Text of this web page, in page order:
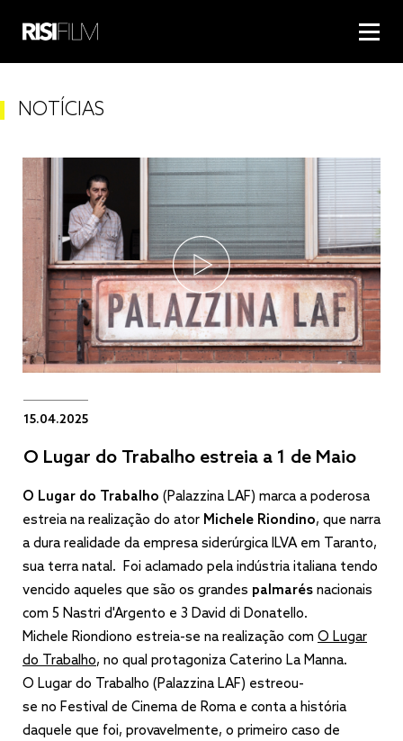
NOTÍCIAS
15.04.2025
O Lugar do Trabalho estreia a 1 de Maio
O Lugar do Trabalho (Palazzina LAF) marca a poderosa
estreia na realização do ator Michele Riondino, que narra
a dura realidade da empresa siderúrgica ILVA em Taranto,
sua terra natal. Foi aclamado pela indústria italiana tendo
vencido aqueles que são os grandes palmarés nacionais
com 5 Nastri d'Argento e 3 David di Donatello.
Michele Riondiono estreia-se na realização com O Lugar
do Trabalho, no qual protagoniza Caterino La Manna.
O Lugar do Trabalho (Palazzina LAF) estreou-
se no Festival de Cinema de Roma e conta a história
daquele que foi, provavelmente, o primeiro caso de